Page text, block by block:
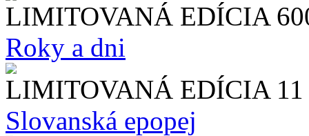
LIMITOVANÁ EDÍCIA
Roky a dni
LIMITOVANÁ EDÍCIA
Slo​vanská epopej